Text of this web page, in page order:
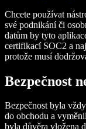
Chcete používat
své podnikání či
datům by tyto
certifikací SOC2 a
protože musí
Bezpečnost
Bezpečnost byla
do obchodu a
byla důvěra vložena